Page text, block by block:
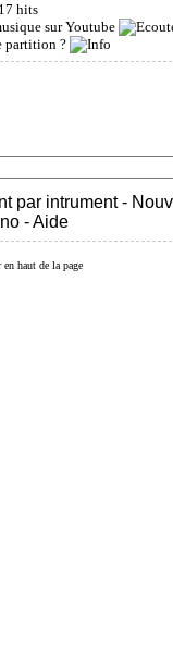
hits
par intrument-
-Aide
en haut de la page